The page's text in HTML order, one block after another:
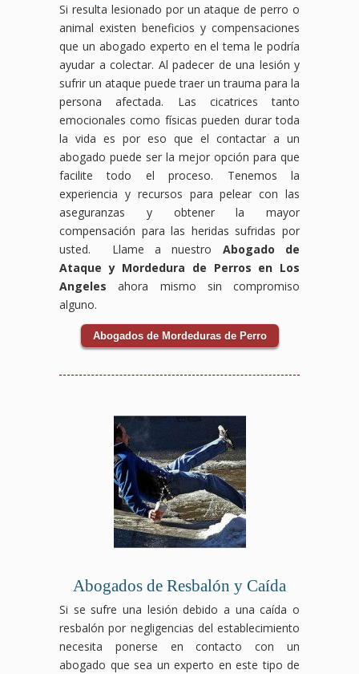
Si resulta lesionado por un ataque de perro o
animal existen beneficios y compensaciones
que un abogado experto en el tema le podría
ayudar a colectar. Al padecer de una lesión y
sufrir un ataque puede traer un trauma para la
persona afectada. Las cicatrices tanto
emocionales como físicas pueden durar toda
la vida es por eso que el contactar a un
abogado puede ser la mejor opción para que
facilite todo el proceso. Tenemos la
experiencia y recursos para pelear con las
aseguranzas y obtener la mayor
compensación para las heridas sufridas por
usted. Llame a nuestro Abogado de
Ataque y Mordedura de Perros en Los
Angelesahora mismo sin compromiso
alguno.
Abogados de Mordeduras de Perro
Abogados de Resbalón y Caída
Si se sufre una lesión debido a una caída o
resbalón por negligencias del establecimiento
necesita ponerse en contacto con un
abogado que sea un experto en este tipo de